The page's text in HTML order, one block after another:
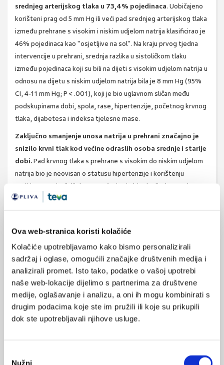
Ova web-stranica koristi kolačiće
Kolačiće upotrebljavamo kako bismo personalizirali
sadržaj i oglase, omogućili značajke društvenih medija i
analizirali promet. Isto tako, podatke o vašoj upotrebi
naše web-lokacije dijelimo s partnerima za društvene
medije, oglašavanje i analizu, a oni ih mogu kombinirati s
drugim podacima koje ste im pružili ili koje su prikupili
dok ste upotrebljavali njihove usluge.
Nužni
srednjeg arterijskog tlaka u 73,4% pojedinaca. Uobičajeno
korišteni prag od 5 mm Hg ili veći pad srednjeg arterijskog tlaka
između prehrane s visokim i niskim udjelom natrija klasificirao je
46% pojedinaca kao "osjetljive na sol". Na kraju prvog tjedna
intervencije u prehrani, srednja razlika u sistoličkom tlaku
između pojedinaca koji su bili na dijeti s visokim udjelom natrija u
odnosu na dijetu s niskim udjelom natrija bila je 8 mm Hg (95%
CI, 4-11 mm Hg; P < .001), koji je bio uglavnom sličan među
podskupinama dobi, spola, rase, hipertenzije, početnog krvnog
tlaka, dijabetesa i indeksa tjelesne mase.
Zaključno smanjenje unosa natrija u prehrani značajno je
snizilo krvni tlak kod većine odraslih osoba srednje i starije
dobi.Pad krvnog tlaka s prehrane s visokim do niskim udjelom
natrija bio je neovisan o statusu hipertenzije i korištenju
antihipertenzivnih lijekova, općenito je bio dosljedan među
podskupinama i nije rezultirao prekomjernim nuspojavama.
doi:10.1001/jama.2023.23651
krvni tlak unos soli
natrij prehrana
SVIĐA
1
POVRATAK